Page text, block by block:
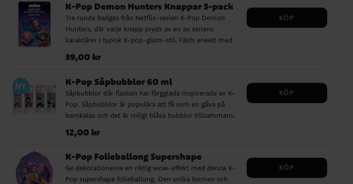
K-Pop Demon Hunters Knappar 3-pack
Tre runda badges från Netflix-serien K-Pop Demon
Hunters, där varje knapp pryds av en av seriens
karaktärer i typisk K-pop-glam-stil. Fästs enkelt med
olika K-Pop Demon Hunters-motiv ✔️ Storlek: ca 3 cm
som liten present eller för samlaren
Pris :39,00 kr
39,00 kr
KÖP
K-Pop Såpbubblor 60 ml
Såpbubblor där flaskan har färgglada inspirerade av K-
Pop. Såpbubblor är populära att få som en gåva på
barnkalas och det är roligt blåsa bubblor tillsammans.
Pris:12,00 kr
12,00 kr
KÖP
K-Pop Folieballong Supershape
Ge dekorationerna en riktig wow-effekt med denna K-
Pop supershape folieballong. Den unika formen och
KÖP